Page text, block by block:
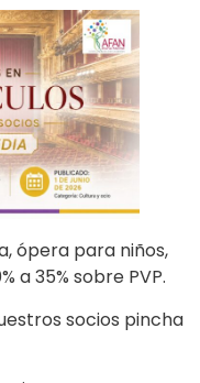
ópera para niños,
a 35% sobre PVP.
socios pincha